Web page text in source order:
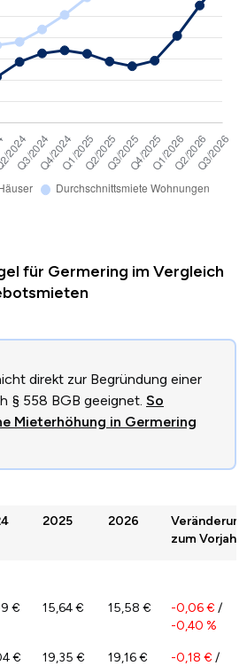
für Germering im Vergleich
direkt zur Begründung einer
§ 558 BGB geeignet. So
Mieterhöhung in Germering
2025 2026
Veränderung
zum Vorjahr
€ 15,64 € 15,58 € -0,06 € /
-0,40 %
€ 19,35 € 19,16 € -0,18 € /